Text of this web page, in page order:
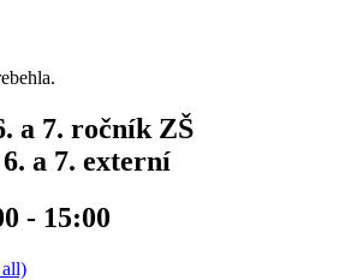
a 7. ročník ZŠ
a 7. externí
- 15:00
all)